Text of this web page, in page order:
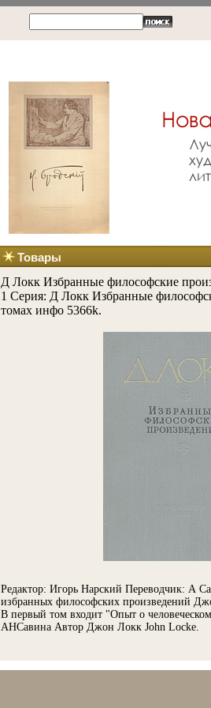
Товары
Д Локк Избранные философские
1 Серия: Д Локк Избранные
томах инфо 5366k.
Редактор: Игорь Нарский Переводчик: А
избранных философских произведений
В первый том входит "Опыт о
АНСавина Автор Джон Локк John Locke.